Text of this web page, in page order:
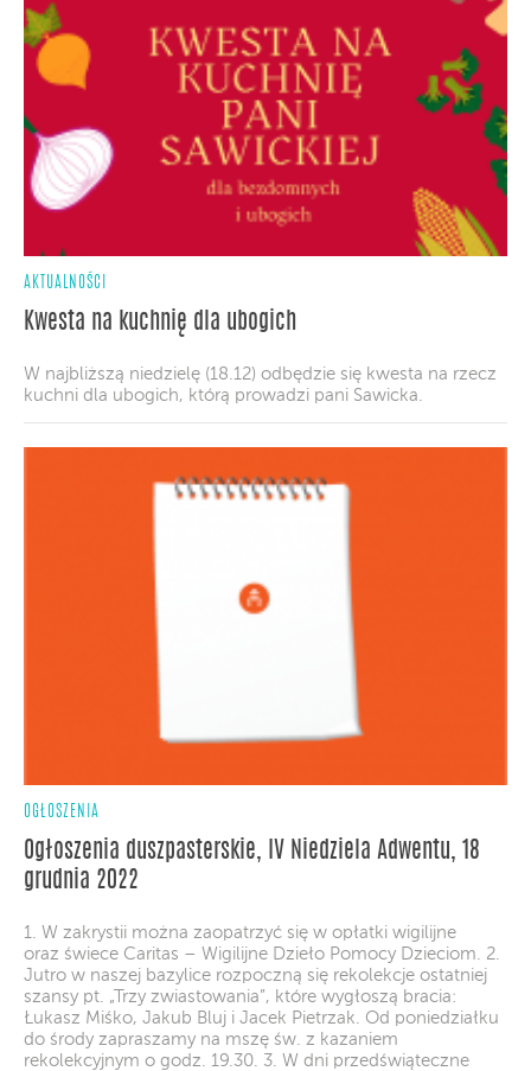
AKTUALNOŚCI
Kwesta na kuchnię dla ubogich
W najbliższą niedzielę (18.12) odbędzie się kwesta na rzecz
kuchni dla ubogich, którą prowadzi pani Sawicka.
OGŁOSZENIA
Ogłoszenia duszpasterskie, IV Niedziela Adwentu, 18
grudnia 2022
1. W zakrystii można zaopatrzyć się w opłatki wigilijne
oraz świece Caritas – Wigilijne Dzieło Pomocy Dzieciom. 2.
Jutro w naszej bazylice rozpoczną się rekolekcje ostatniej
szansy pt. „Trzy zwiastowania”, które wygłoszą bracia:
Łukasz Miśko, Jakub Bluj i Jacek Pietrzak. Od poniedziałku
do środy zapraszamy na mszę św. z kazaniem
rekolekcyjnym o godz. 19.30. 3. W dni przedświąteczne